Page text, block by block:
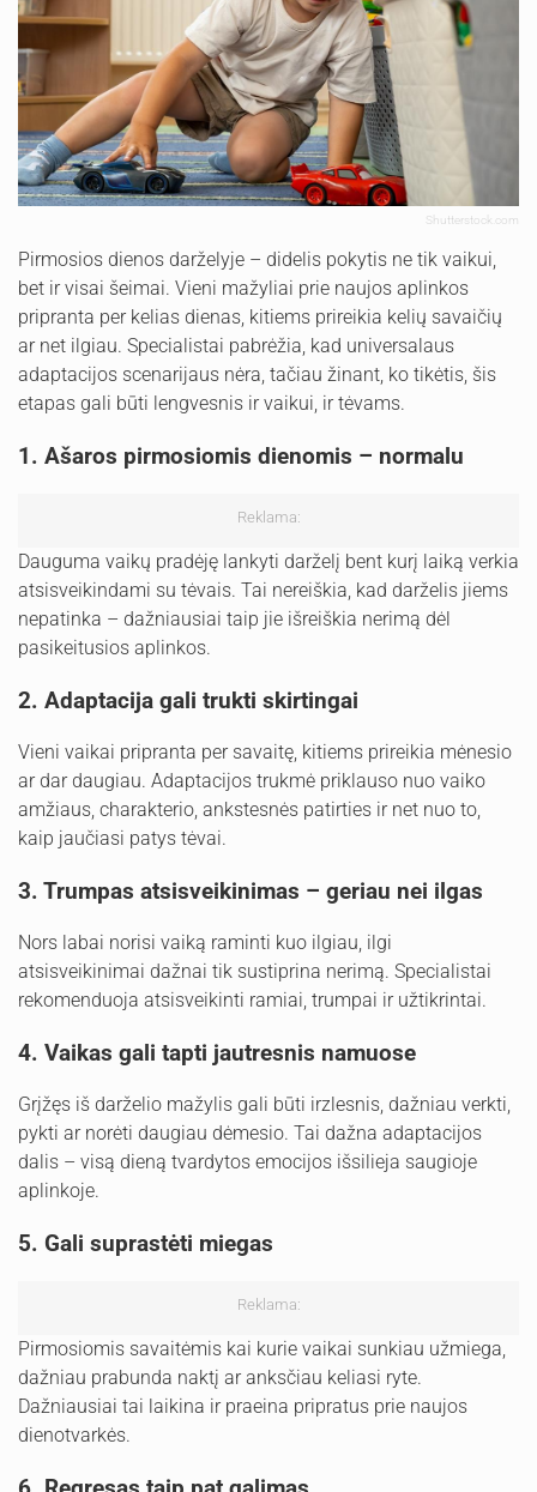
Shutterstock.com
Pirmosios dienos darželyje – didelis pokytis ne tik vaikui,
bet ir visai šeimai. Vieni mažyliai prie naujos aplinkos
pripranta per kelias dienas, kitiems prireikia kelių savaičių
ar net ilgiau. Specialistai pabrėžia, kad universalaus
adaptacijos scenarijaus nėra, tačiau žinant, ko tikėtis, šis
etapas gali būti lengvesnis ir vaikui, ir tėvams.
1. Ašaros pirmosiomis dienomis – normalu
Reklama:
Dauguma vaikų pradėję lankyti darželį bent kurį laiką verkia
atsisveikindami su tėvais. Tai nereiškia, kad darželis jiems
nepatinka – dažniausiai taip jie išreiškia nerimą dėl
pasikeitusios aplinkos.
2. Adaptacija gali trukti skirtingai
Vieni vaikai pripranta per savaitę, kitiems prireikia mėnesio
ar dar daugiau. Adaptacijos trukmė priklauso nuo vaiko
amžiaus, charakterio, ankstesnės patirties ir net nuo to,
kaip jaučiasi patys tėvai.
3. Trumpas atsisveikinimas – geriau nei ilgas
Nors labai norisi vaiką raminti kuo ilgiau, ilgi
atsisveikinimai dažnai tik sustiprina nerimą. Specialistai
rekomenduoja atsisveikinti ramiai, trumpai ir užtikrintai.
4. Vaikas gali tapti jautresnis namuose
Grįžęs iš darželio mažylis gali būti irzlesnis, dažniau verkti,
pykti ar norėti daugiau dėmesio. Tai dažna adaptacijos
dalis – visą dieną tvardytos emocijos išsilieja saugioje
aplinkoje.
5. Gali suprastėti miegas
Reklama:
Pirmosiomis savaitėmis kai kurie vaikai sunkiau užmiega,
dažniau prabunda naktį ar anksčiau keliasi ryte.
Dažniausiai tai laikina ir praeina pripratus prie naujos
dienotvarkės.